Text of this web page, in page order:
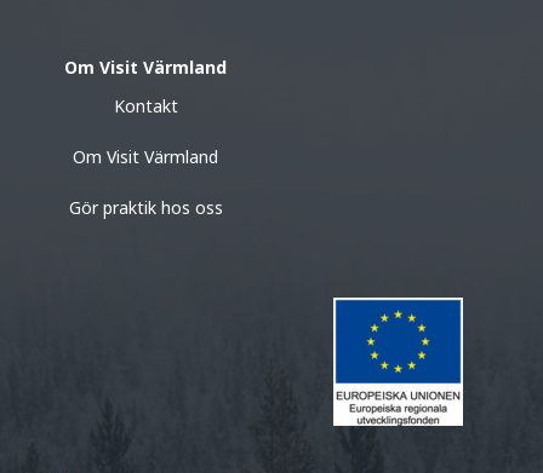
Om Visit Värmland
Kontakt
Om Visit Värmland
Gör praktik hos oss